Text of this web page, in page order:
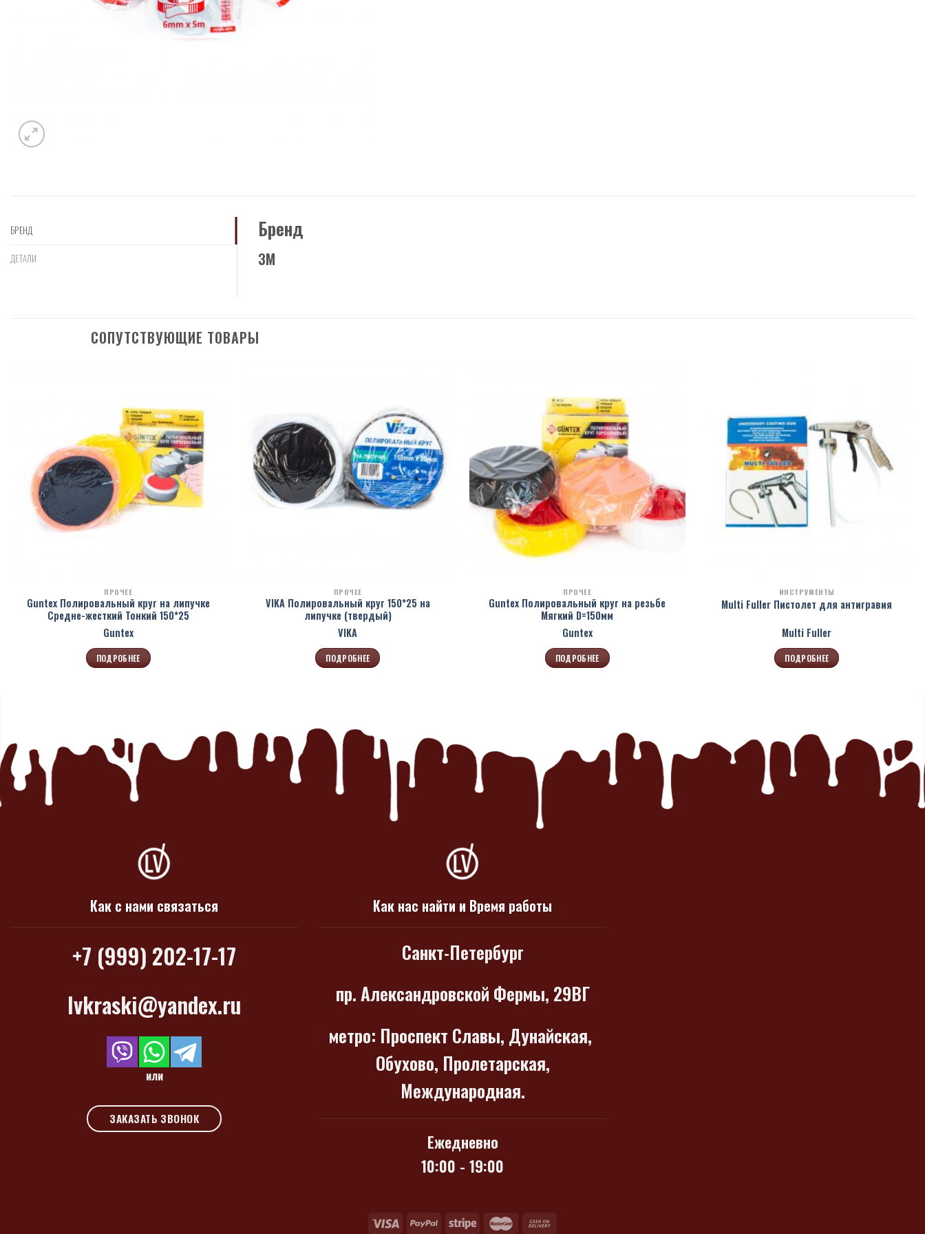
БРЕНД
ДЕТАЛИ
Бренд
3М
СОПУТСТВУЮЩИЕ ТОВАРЫ
ПРОЧЕЕ
Guntex Полировальный круг на липучке
Средне-жесткий Тонкий 150*25
Guntex
ПОДРОБНЕЕ
ПРОЧЕЕ
VIKA Полировальный круг 150*25 на
липучке (твердый)
VIKA
ПОДРОБНЕЕ
ПРОЧЕЕ
Guntex Полировальный круг на резьбе
Мягкий D=150мм
Guntex
ПОДРОБНЕЕ
ИНСТРУМЕНТЫ
Multi Fuller Пистолет для антигравия
Multi Fuller
ПОДРОБНЕЕ
Как с нами связаться
+7 (999) 202-17-17
lvkraski@yandex.ru
или
ЗАКАЗАТЬ ЗВОНОК
Как нас найти и Время работы
Санкт-Петербург
пр. Александровской Фермы, 29ВГ
метро: Проспект Славы, Дунайская,
Обухово, Пролетарская,
Международная.
Ежедневно
10:00 - 19:00